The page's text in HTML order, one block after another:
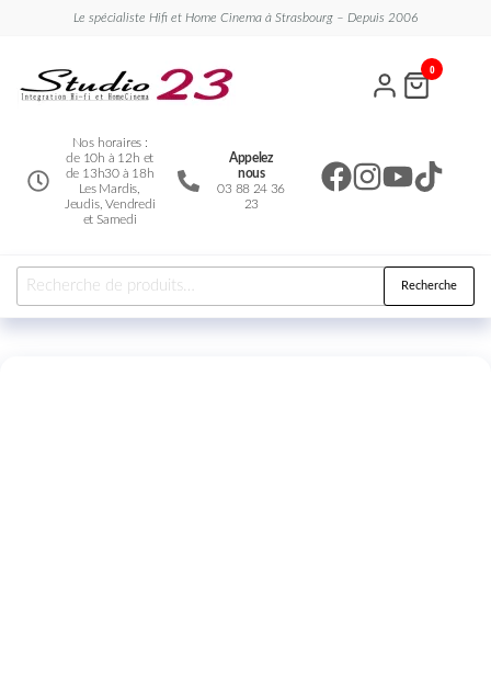
Le spécialiste Hifi et Home Cinema à Strasbourg – Depuis 2006
Nos horaires :
de 10h à 12h et
de 13h30 à 18h
Les Mardis,
Jeudis, Vendredi
et Samedi
Appelez
nous
03 88 24 36
23
0
Recherche